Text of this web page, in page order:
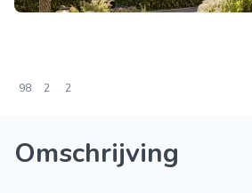
98 2 2
Omschrijving